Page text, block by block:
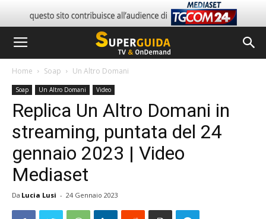
Home Soap Un Altro Domani
Soap Un Altro Domani Video
Replica Un Altro Domani in
streaming, puntata del 24
gennaio 2023 | Video
Mediaset
Da Lucia Lusi - 24 Gennaio 2023